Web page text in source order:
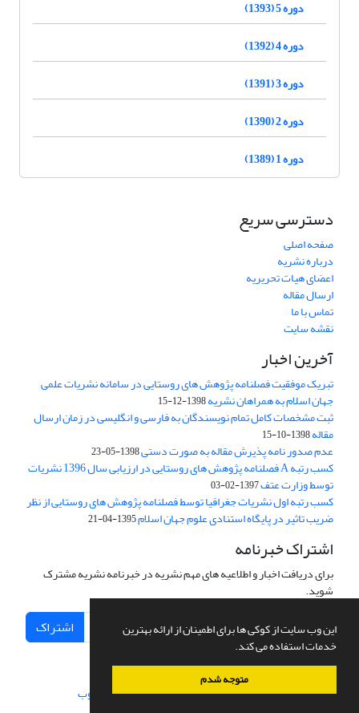
این وب سایت از کوکی ها برای اطمینان از ارائه بهترین
خدمات استفاده می کند.
متوجه شدم
دوره 5 (1393)
دوره 4 (1392)
دوره 3 (1391)
دوره 2 (1390)
دوره 1 (1389)
دسترسی سریع
صفحه اصلی
درباره نشریه
اعضای هیات تحریریه
ارسال مقاله
تماس با ما
نقشه سایت
آخرین اخبار
تبریک موفقیت فصلنامه پژوهش های روستایی در سامانه نشریات علمی
جهان اسلام به همراهان نشریه1398-12-15
ثبت مشخصات کامل تمام نویسندگان به فارسی و انگلیسی در زمان ارسال
مقاله1398-10-15
عدم صدور نامه پذیرش مقاله به صورت دستی1398-05-23
کسب رتبه A فصلنامه پژوهش های روستایی در ارزیابی سال 1396 نشریات
توسط وزارت عتف1397-02-03
کسب رتبه اول نشریات جغرافیا توسط فصلنامه پژوهش های روستایی از نظر
ضریب تاثیر در پایگاه استنادی علوم جهان اسلام1395-04-21
اشتراک خبرنامه
برای دریافت اخبار و اطلاعیه های مهم نشریه در خبرنامه نشریه مشترک
شوید.
اشتراک
سامانه مدیریت نشریات علمی.طراحی و پیاده سازی از سیناوب